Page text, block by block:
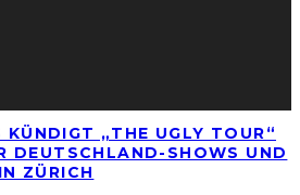
KÜNDIGT „THE UGLY TOUR“
DEUTSCHLAND-SHOWS UND
ZÜRICH